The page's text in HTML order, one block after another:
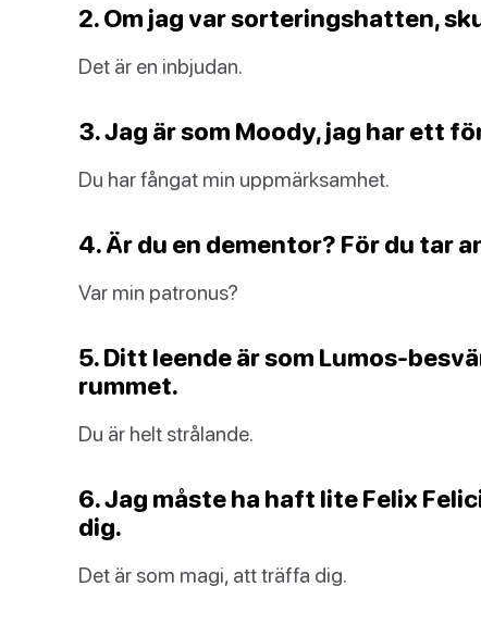
2. Om jag var sorteringshatten,
Det är en inbjudan.
3. Jag är som Moody, jag har ett
Du har fångat min uppmärksamhet.
4. Är du en dementor? För du tar
Var min patronus?
5. Ditt leende är som Lumos-
rummet.
Du är helt strålande.
6. Jag måste ha haft lite Felix
dig.
Det är som magi, att träffa dig.